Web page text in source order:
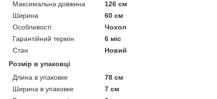
Максимальна довжина
126 см
Ширина
60 см
Особливості
Чохол
Гарантійний термін
6 міс
Стан
Новий
Розмір в упаковці
Длина в упаковке
78 см
Ширина в упаковке
7 см